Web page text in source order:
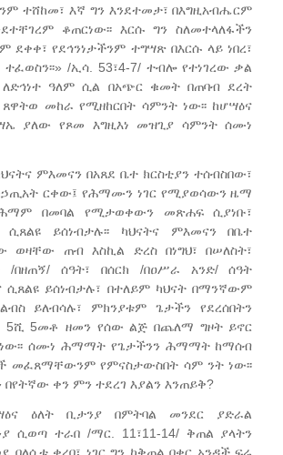
ተሸከመ፣ እኛ ግን እንደተመታ፣ በእግዚአብሔርም
ቆጠርነው፡፡ እርሱ ግን ስለመተላለፋችን
ደቀቀ፣ የደኅንነታችንም ተግሣጽ በእርሱ ላይ ነበረ፣
/ኢሳ. 53፣4-7/ ተብሎ የተነገረው ቃል
ዓለም ሲል በአጭር ቁመት በጠባብ ደረት
መከራ የሚዘከርበት ሳምንት ነው፡፡ ከሆሣዕና
ያለው የጾመ እግዚእነ መዝጊያ ሳምንት ሰሙነ
ምእመናን በአጸደ ቤተ ክርስቲያን ተሰብስበው፣
ርቀው፤ የሕማሙን ነገር የሚያወሳውን ዜማ
በመባል የሚታወቀውን መጽሐፍ ሲያነቡ፣
ይሰነብታሉ፡፡ ካህናትና ምእመናን በቤተ
ወዛቸው ጠብ እስኪል ድረስ በነግህ፣ በሠለስት፣
/በዘጠኝ/ ሰዓት፣ በሰርክ /በዐሥራ አንድ/ ሰዓት
ይሰነብታሉ፣ በተለይም ካህናት በማንኛውም
ይለብሳሉ፣ ምክንያቱም ጌታችን የደረሰበትን
5መቶ ዘመን የሰው ልጅ በጨለማ ግዞት ይኖር
ነው፡፡ ሰሙነ ሕማማት የጌታችንን ሕማማት ከማሰብ
መፈጸማቸውንም የምናስታውስበት ሳም ንት ነው፡፡
በየትኛው ቀን ምን ተደረገ እያልን እንጠይቅ?
ዕለት ቢታንያ በምትባል መንደር ያድራል
ሲወጣ ተራበ /ማር. 11፣11-14/ ቅጠል ያላትን